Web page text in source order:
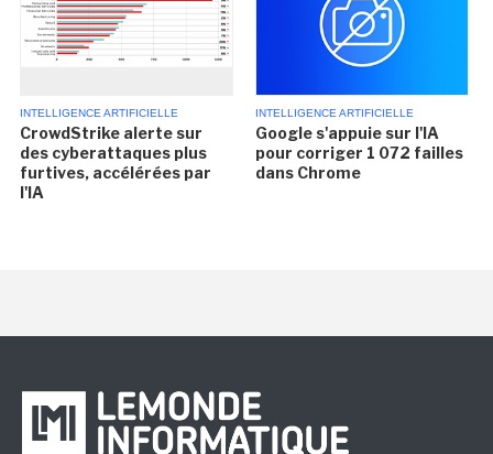
INTELLIGENCE ARTIFICIELLE
CrowdStrike alerte sur
des cyberattaques plus
furtives, accélérées par
l'IA
INTELLIGENCE ARTIFICIELLE
Google s'appuie sur l'IA
pour corriger 1 072 failles
dans Chrome